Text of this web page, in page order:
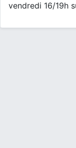
vendredi 16/19h